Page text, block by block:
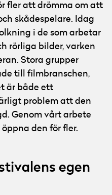
fler att drömma om att
skådespelare. Idag
i de som arbetar
rörliga bilder, varken
Stora grupper
till filmbranschen,
är både ett
problem att den
Genom vårt arbete
den för fler.
egen